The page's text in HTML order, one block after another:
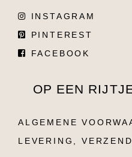
INSTAGRAM
PINTEREST
FACEBOOK
OP EEN
ALGEMENE
LEVERING,